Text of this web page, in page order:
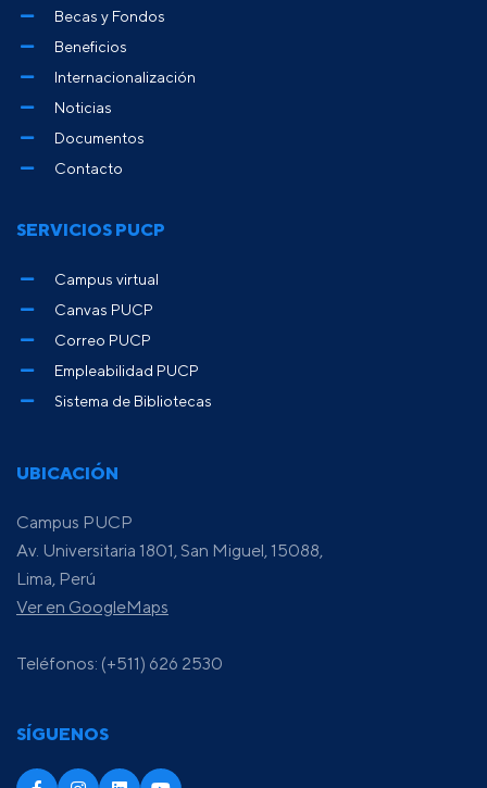
UBICACIÓN
Campus PUCP
Av. Universitaria 1801, San Miguel, 15088,
Lima, Perú
Ver en GoogleMaps
Teléfonos: (+511) 626 2530
SÍGUENOS
Becas y Fondos
Beneficios
Internacionalización
Noticias
Documentos
Contacto
SERVICIOS PUCP
Campus virtual
Canvas PUCP
Correo PUCP
Empleabilidad PUCP
Sistema de Bibliotecas